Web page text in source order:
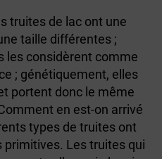
truites de lac ont une
taille différentes ;
les considèrent comme
; génétiquement, elles
portent donc le même
en est-on arrivé
types de truites ont
primitives. Les truites qui